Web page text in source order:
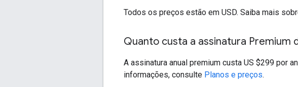
Todos os preços estão em USD. Saiba mais
Quanto custa a assinatura Premium
A assinatura anual premium custa US $299 por
informações, consulte Planos e preços.